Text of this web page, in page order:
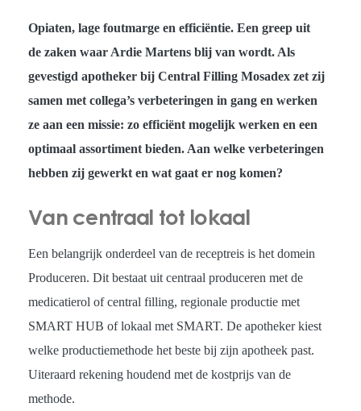
Opiaten, lage foutmarge en efficiëntie. Een greep uit
de zaken waar Ardie Martens blij van wordt. Als
gevestigd apotheker bij Central Filling Mosadex zet zij
samen met collega’s verbeteringen in gang en werken
ze aan een missie: zo efficiënt mogelijk werken en een
optimaal assortiment bieden. Aan welke verbeteringen
hebben zij gewerkt en wat gaat er nog komen?
Van centraal tot lokaal
Een belangrijk onderdeel van de receptreis is het domein
Produceren. Dit bestaat uit centraal produceren met de
medicatierol of central filling, regionale productie met
SMART HUB of lokaal met SMART. De apotheker kiest
welke productiemethode het beste bij zijn apotheek past.
Uiteraard rekening houdend met de kostprijs van de
methode.